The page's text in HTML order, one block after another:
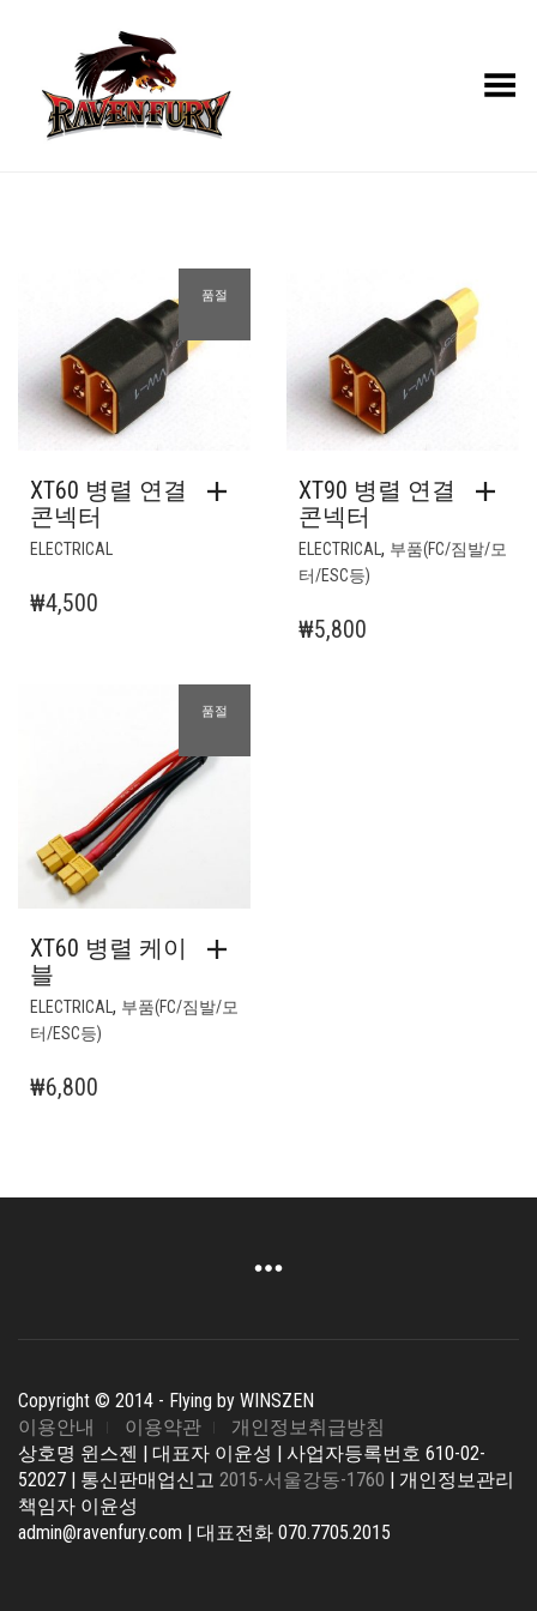
Toggle Menu
품절
XT60 병렬 연결
콘넥터
ELECTRICAL
₩4,500
XT90 병렬 연결
콘넥터
ELECTRICAL, 부품(FC/짐발/모
터/ESC등)
₩5,800
품절
XT60 병렬 케이
블
ELECTRICAL , 부품(FC/짐발/모
터/ESC등)
₩6,800
Copyright © 2014 - Flying by WINSZEN
이용안내
이용약관
개인정보취급방침
상호명 윈스젠 | 대표자 이윤성 | 사업자등록번호 610-02-
52027 | 통신판매업신고 2015-서울강동-1760 | 개인정보관리
책임자 이윤성
admin@ravenfury.com | 대표전화 070.7705.2015